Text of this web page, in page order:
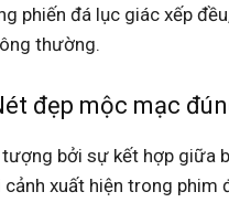
phiến đá lục giác xếp
thường.
đẹp mộc mạc
tượng bởi sự kết hợp giữa
xuất hiện trong phim